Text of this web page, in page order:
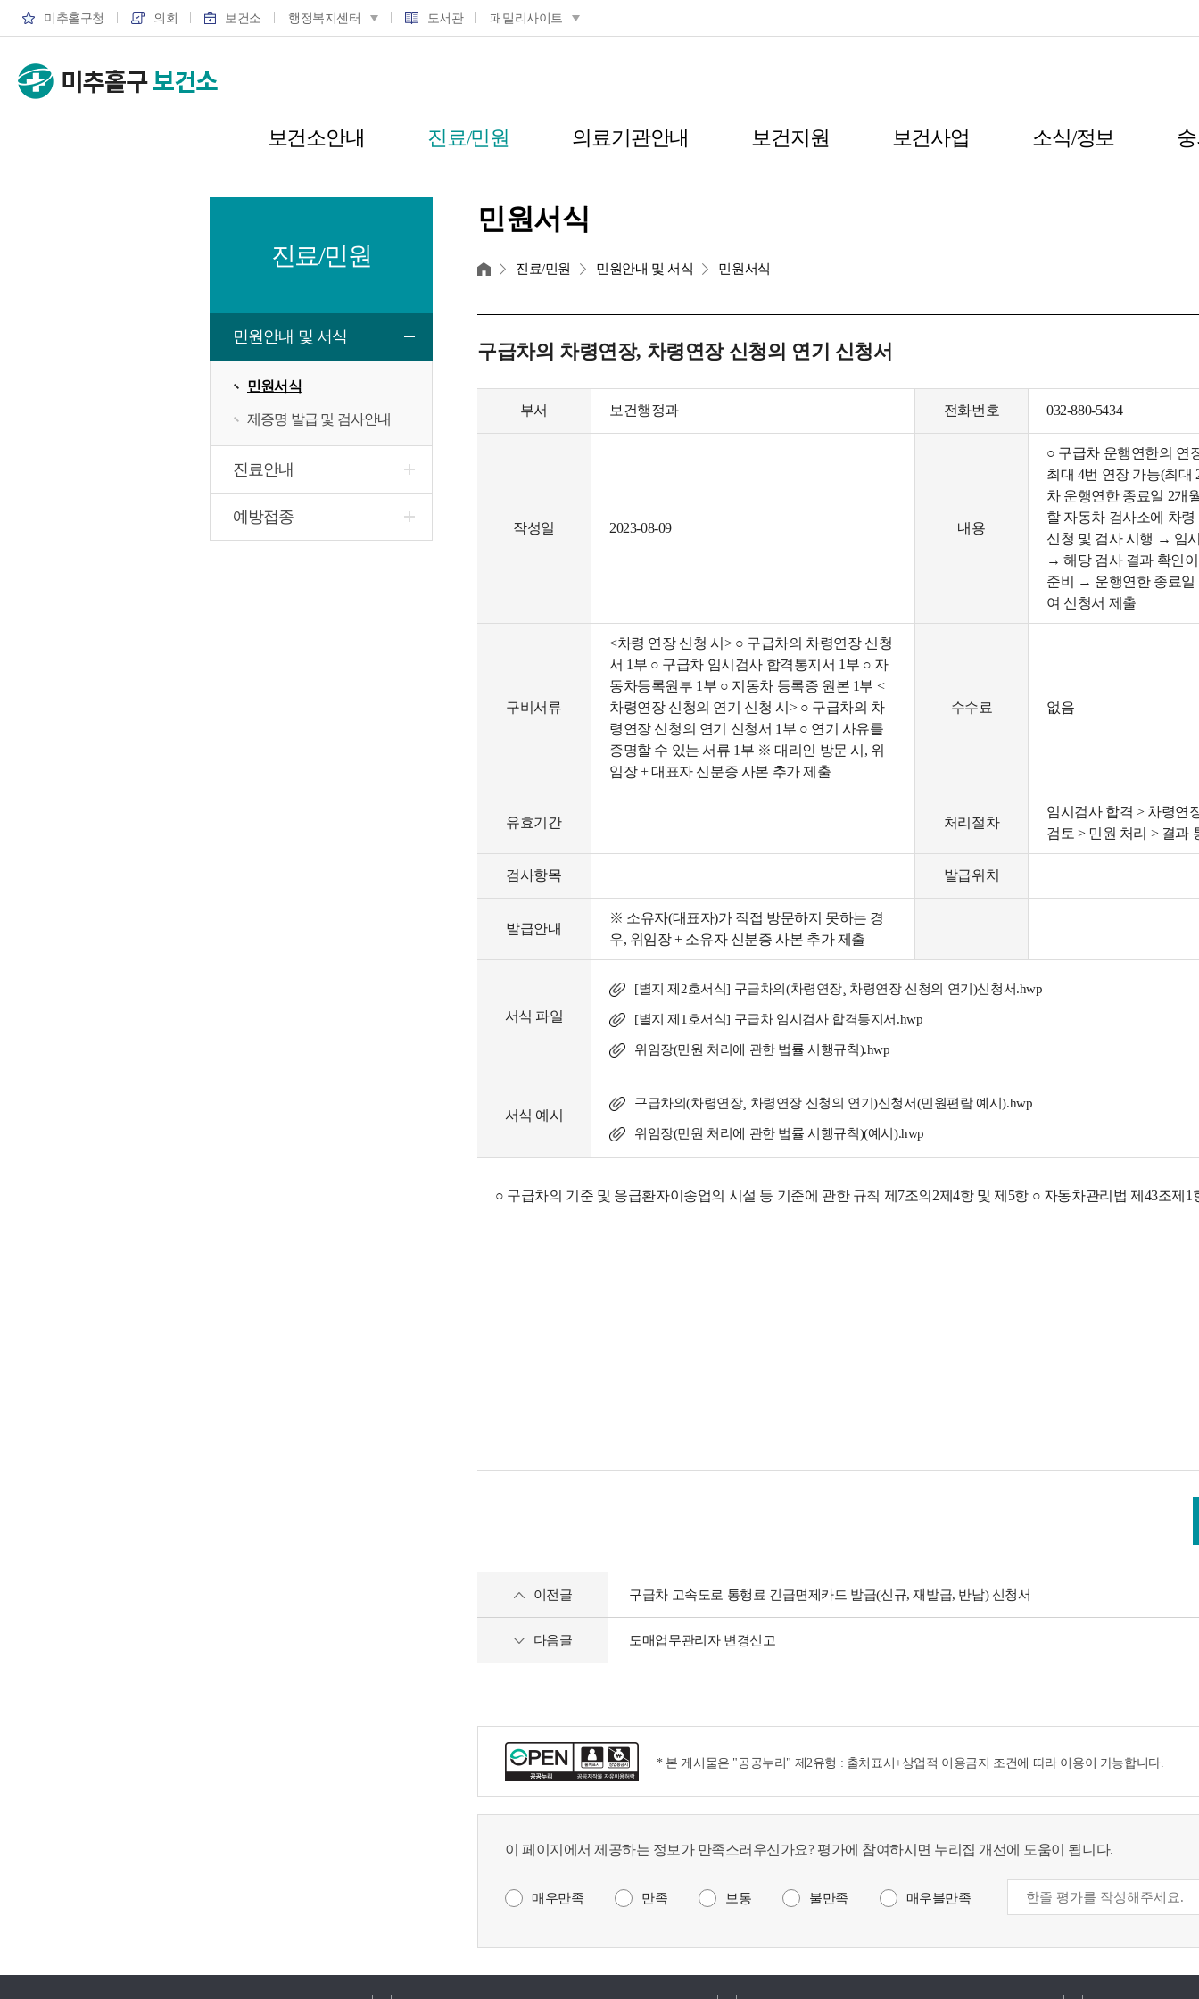
미추홀구청 의회 보건소 행정복지센터 도서관 패밀리사이트
보건소안내 진료/민원 의료기관안내 보건지원 보건사업 소식/정보
진료/민원
민원안내 및 서식
민원서식
제증명 발급 및 검사안내
진료안내
예방접종
민원서식
홈 진료/민원 민원안내 및 서식 민원서식
구급차의 차령연장, 차령연장 신청의 연기 신청서
부서 보건행정과 전화번호 032-880-5434
작성일 2023-08-09 내용
○ 구급차 운행연한의 연
최대 4번 연장 가능(최대
차 운행연한 종료일 2개
할 자동차 검사소에 차
신청 및 검사 시행 → 임
→ 해당 검사 결과 확인
준비 → 운행연한 종료일
여 신청서 제출
구비서류
<차령 연장 신청 시> ○ 구급차의 차령연장 신청
서 1부 ○ 구급차 임시검사 합격통지서 1부 ○ 자
동차등록원부 1부 ○ 지동차 등록증 원본 1부 <
차령연장 신청의 연기 신청 시> ○ 구급차의 차
령연장 신청의 연기 신청서 1부 ○ 연기 사유를
증명할 수 있는 서류 1부 ※ 대리인 방문 시, 위
임장 + 대표자 신분증 사본 추가 제출
수수료 없음
유효기간 처리절차
임시검사 합격 > 차령연
검토 > 민원 처리 > 결과
검사항목 발급위치
발급안내
※ 소유자(대표자)가 직접 방문하지 못하는 경
우, 위임장 + 소유자 신분증 사본 추가 제출
서식 파일
[별지 제2호서식] 구급차의(차령연장¸ 차령연장 신청의 연기)신청서.hwp
[별지 제1호서식] 구급차 임시검사 합격통지서.hwp
위임장(민원 처리에 관한 법률 시행규칙).hwp
서식 예시
구급차의(차령연장¸ 차령연장 신청의 연기)신청서(민원편람 예시).hwp
위임장(민원 처리에 관한 법률 시행규칙)(예시).hwp
○ 구급차의 기준 및 응급환자이송업의 시설 등 기준에 관한 규칙 제7조의2제4항 및 제5항 ○ 자동차관리법 제43조제1
이전글 구급차 고속도로 통행료 긴급면제카드 발급(신규, 재발급, 반납) 신청서
다음글 도매업무관리자 변경신고
* 본 게시물은 "공공누리" 제2유형 : 출처표시+상업적 이용금지 조건에 따라 이용이 가능합니다.
이 페이지에서 제공하는 정보가 만족스러우신가요? 평가에 참여하시면 누리집 개선에 도움이 됩니다.
매우만족 만족 보통 불만족 매우불만족